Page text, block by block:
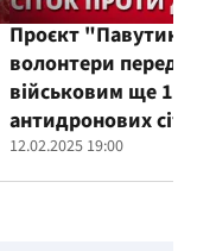
Проєкт
волонтери
військовим ще
антидронових
12.02.2025 19:00